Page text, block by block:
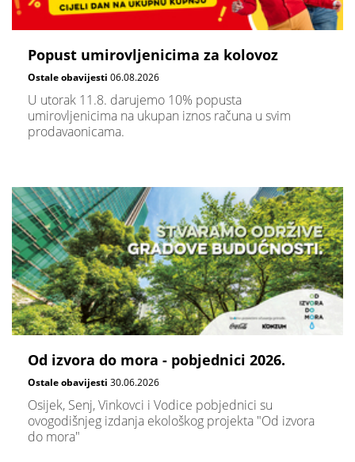
Popust umirovljenicima za kolovoz
Ostale obavijesti 06.08.2026
U utorak 11.8. darujemo 10% popusta
umirovljenicima na ukupan iznos računa u svim
prodavaonicama.
Od izvora do mora - pobjednici 2026.
Ostale obavijesti 30.06.2026
Osijek, Senj, Vinkovci i Vodice pobjednici su
ovogodišnjeg izdanja ekološkog projekta "Od izvora
do mora"